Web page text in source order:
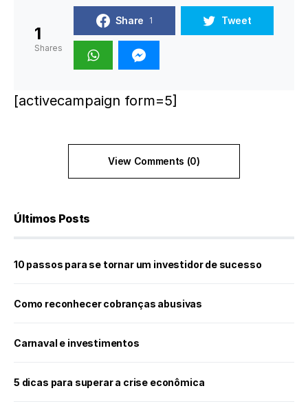
1
Shares
Share 1 Tweet
[activecampaign form=5]
View Comments (0)
Últimos Posts
10 passos para se tornar um investidor de sucesso
Como reconhecer cobranças abusivas
Carnaval e investimentos
5 dicas para superar a crise econômica